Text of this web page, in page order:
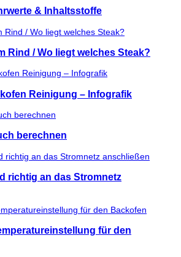
& Inhaltsstoffe
Rind / Wo liegt welches Steak?
Reinigung – Infografik
berechnen
richtig an das Stromnetz
für den